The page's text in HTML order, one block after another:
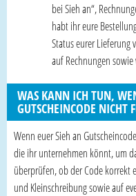
bei Sieh an“,
habt ihr eure
Status eurer Lieferung
auf Rechnungen
WAS KANN ICH TUN,
GUTSCHEINCODE NICHT
Wenn euer Sieh an
die ihr unternehmen könnt, um
überprüfen, ob der Code korrekt
und Kleinschreibung sowie auf